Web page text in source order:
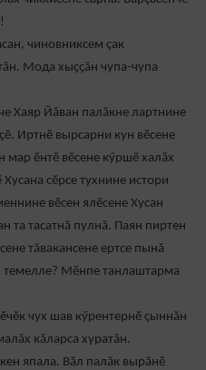
чиновниксем çак
Мода хыççăн чупа-чупа
Хаяр Йăван палăкне лартнине
Иртнӗ вырсарни кун вӗсене
мар ӗнтӗ вӗсене кӳршӗ халăх
сӗрсе тухнине истори
вӗсен ялӗсене Хусан
та тасатнă пулнă. Паян пиртен
тăвакансене ертсе пынă
темелле? Мӗнпе танлаштарма
чух шав кӳрентернӗ çыннăн
кăларса хуратăн.
япала. Вăл палăк вырăнӗ